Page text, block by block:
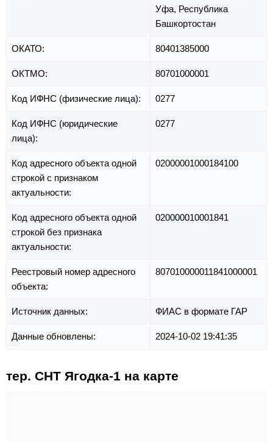
Уфа, Республика
Башкортостан
ОКАТО: 80401385000
ОКТМО: 80701000001
Код ИФНС (физические лица): 0277
Код ИФНС (юридические
лица):
0277
Код адресного объекта одной
строкой с признаком
актуальности:
02000001000184100
Код адресного объекта одной
строкой без признака
актуальности:
020000010001841
Реестровый номер адресного
объекта:
807010000011841000001
Источник данных: ФИАС в формате ГАР
Данные обновлены: 2024-10-02 19:41:35
тер. СНТ Ягодка-1 на карте